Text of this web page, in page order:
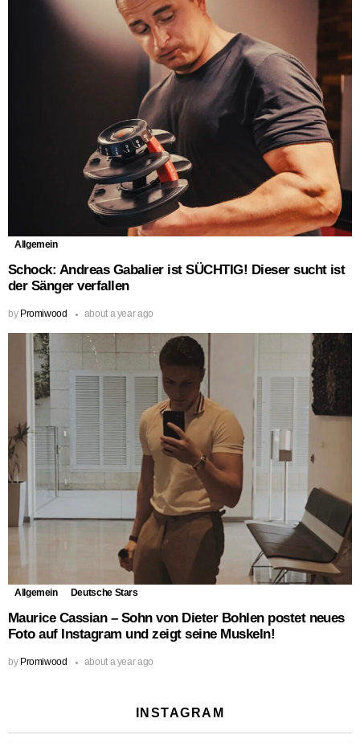
Allgemein
Schock: Andreas Gabalier ist SÜCHTIG! Dieser sucht ist
der Sänger verfallen
by Promiwood about a year ago
Allgemein Deutsche Stars
Maurice Cassian – Sohn von Dieter Bohlen postet neues
Foto auf Instagram und zeigt seine Muskeln!
by Promiwood about a year ago
INSTAGRAM